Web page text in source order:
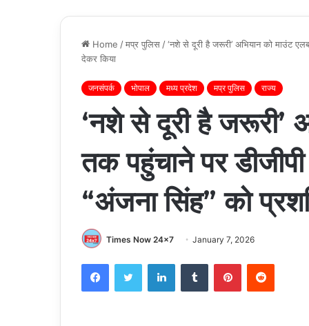
Home /मप्र पुलिस /‘नशे से दूरी है जरूरी’ अभियान को माउंट
देकर किया
जनसंपर्क भोपाल मध्य प्रदेश मप्र पुलिस राज्य
‘नशे से दूरी है जरूरी’
तक पहुंचाने पर डीजीपी
“अंजना सिंह” को
Times Now 24x7 January 7, 2026
FacebookTwitter LinkedInTumblr PinterestReddit